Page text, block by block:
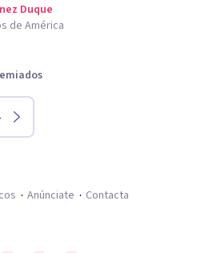
Duque
de América
Anúnciate Contacta